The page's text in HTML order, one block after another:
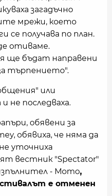
загадъчно
мрежи, което
се получава по план.
отиваме.
ще бъдат направени
търпението".
или
не последваха.
обявени за
обявиха, че няма да
уточниха
вестник "Spectator"
- Momo,
е отменен